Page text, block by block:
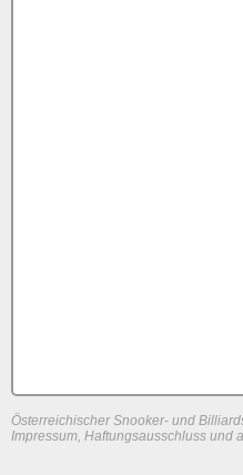
Österreichischer Snooker- und
Impressum, Haftungsausschluss und